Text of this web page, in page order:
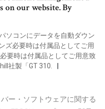
on our website. By
ソコンにデータを自動ダウン
ズ必要時は付属品としてご用
要時は付属品としてご用意致
社製「GT 310.
ー・ソフトウェアに関する